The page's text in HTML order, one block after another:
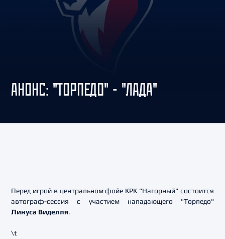
АНОНС: "ТОРПЕДО" - "ЛАДА"
Перед игрой в центральном фойе КРК "Нагорный" состоится
автограф-сессия с участием нападающего "Торпедо"
Линуса Виделля.
\t